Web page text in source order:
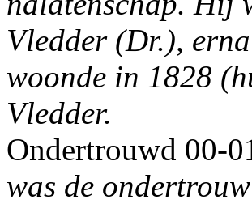
Vledder (Dr.),
woonde in 1828
Vledder.
Ondertrouwd 00-
was de